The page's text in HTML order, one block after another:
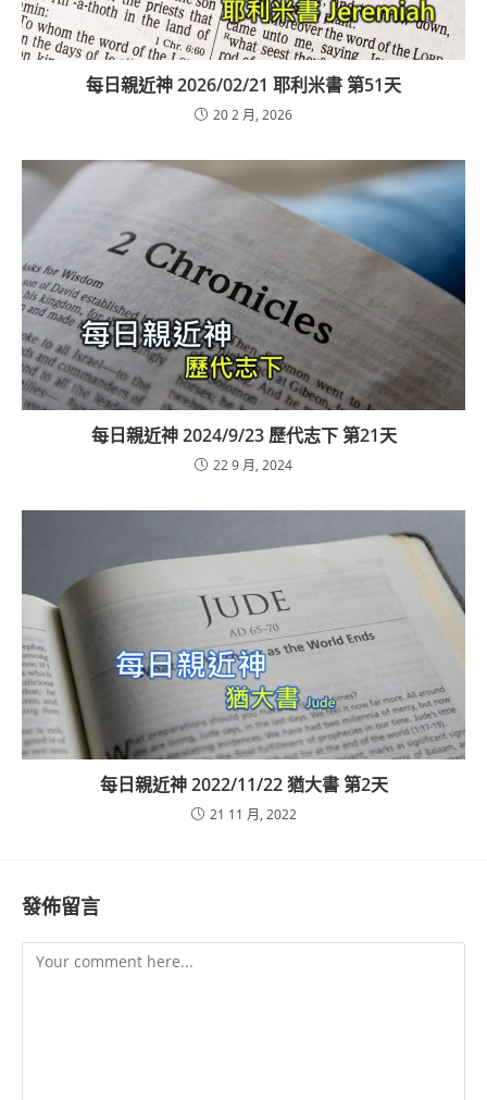
每日親近神 2026/02/21 耶利米書 第51天
20 2 月, 2026
每日親近神 2024/9/23 歷代志下 第21天
22 9 月, 2024
每日親近神 2022/11/22 猶大書 第2天
21 11 月, 2022
發佈留言